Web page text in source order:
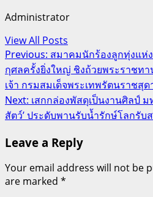
Administrator
View All Posts
Post
navigation
Previous: สมาคมนักร้องลูกทุ่งแห่
กุศลครั้งยิ่งใหญ่ ชิงถ้วยพระราชท
เจ้า กรมสมเด็จพระเทพรัตนราชสุด
Next: เสกกล่องพัสดุเป็นงานศิลป์
สัตว์’ ประดับพานรับน้ำรักษ์โลกรับ
Leave a Reply
Your email address will not be
are marked *